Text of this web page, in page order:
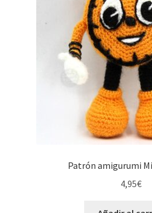
Patrón amigurumi
4,95€